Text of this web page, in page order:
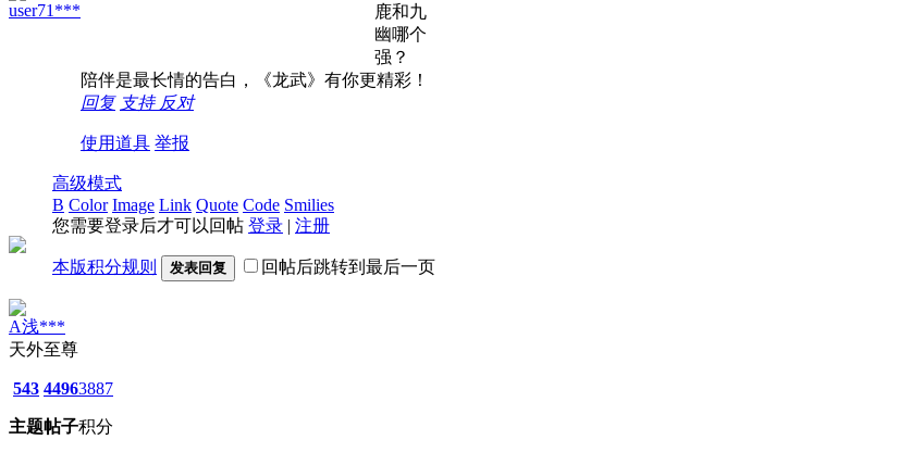
user71***
鹿和九
幽哪个
强？
陪伴是最长情的告白，《龙武》有你更精彩！
回复 支持 反对
使用道具 举报
高级模式
B Color Image Link Quote Code Smilies
您需要登录后才可以回帖 登录 | 注册
本版积分规则 发表回复 回帖后跳转到最后一页
A浅***
天外至尊
543
主题
4496
帖子
3887
积分